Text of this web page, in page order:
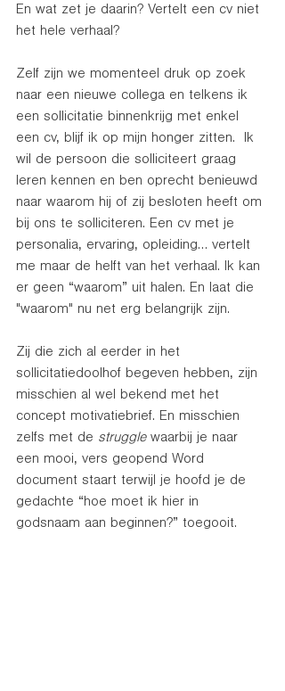
En wat zet je daarin? Vertelt een cv niet
het hele verhaal?
Zelf zijn we momenteel druk op zoek
naar een nieuwe collega en telkens ik
een sollicitatie binnenkrijg met enkel
een cv, blijf ik op mijn honger zitten.  Ik
wil de persoon die solliciteert graag
leren kennen en ben oprecht benieuwd
naar waarom hij of zij besloten heeft om
bij ons te solliciteren. Een cv met je
personalia, ervaring, opleiding… vertelt
me maar de helft van het verhaal. Ik kan
er geen “waarom” uit halen. En laat die
"waarom" nu net erg belangrijk zijn.
Zij die zich al eerder in het
sollicitatiedoolhof begeven hebben, zijn
misschien al wel bekend met het
concept motivatiebrief. En misschien
zelfs met de struggle waarbij je naar
een mooi, vers geopend Word
document staart terwijl je hoofd je de
gedachte “hoe moet ik hier in
godsnaam aan beginnen?” toegooit.